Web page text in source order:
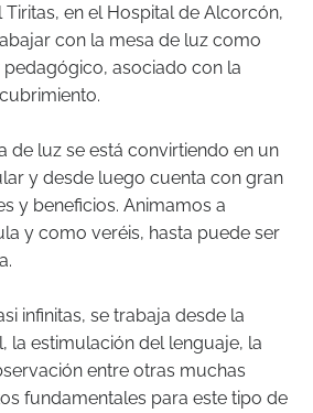
Tiritas, en el Hospital de Alcorcón,
con la mesa de luz como
asociado con la
de luz se está convirtiendo en un
y desde luego cuenta con gran
y beneficios. Animamos a
y como veréis, hasta puede ser
infinitas, se trabaja desde la
la estimulación del lenguaje, la
entre otras muchas
fundamentales para este tipo de